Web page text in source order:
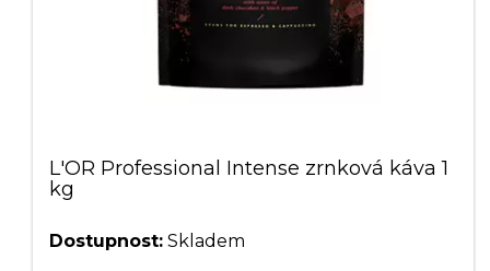
L'OR Professional Intense zrnková káva 1
kg
Dostupnost: Skladem